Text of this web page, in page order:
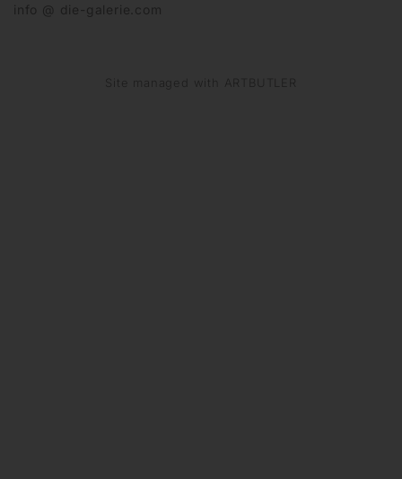
info @ die-galerie.com
Site managed with ARTBUTLER